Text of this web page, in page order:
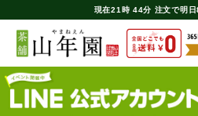
現在21時 44分 注文で明